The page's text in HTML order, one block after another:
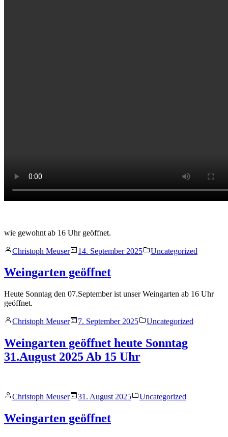
wie gewohnt ab 16 Uhr geöffnet.
Veröffentlicht
Christoph Meuser 14. September 2025
Veröffentlicht
Uncategorized
Weingarten geöffnet
Heute Sonntag den 07.September ist unser Weingarten ab 16 Uhr
geöffnet.
Veröffentlicht
Christoph Meuser 7. September 2025
Veröffentlicht
Uncategorized
Weingarten geöffnet heute Sonntag
31.August 2025 Ab 15 Uhr
Veröffentlicht
Christoph Meuser 31. August 2025
Veröffentlicht
Uncategorized
Weingarten geöffnet